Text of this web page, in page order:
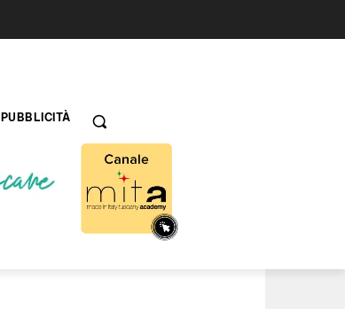
PUBBLICITÀ